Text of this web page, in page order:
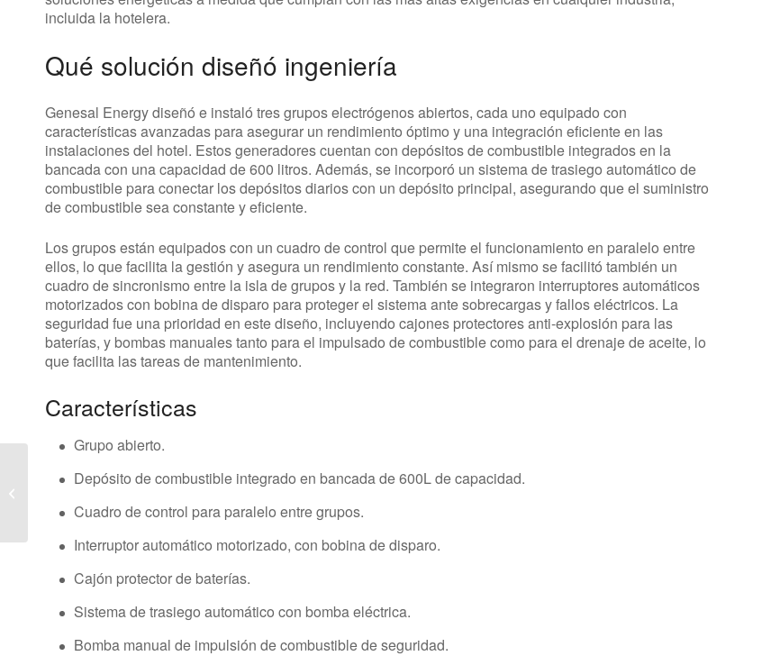
incluida la hotelera.
Qué solución diseñó ingeniería
Genesal Energy diseñó e instaló tres grupos electrógenos abiertos, cada uno equipado con
características avanzadas para asegurar un rendimiento óptimo y una integración eficiente en las
instalaciones del hotel. Estos generadores cuentan con depósitos de combustible integrados en la
bancada con una capacidad de 600 litros. Además, se incorporó un sistema de trasiego automático de
combustible para conectar los depósitos diarios con un depósito principal, asegurando que el suministro
de combustible sea constante y eficiente.
Los grupos están equipados con un cuadro de control que permite el funcionamiento en paralelo entre
ellos, lo que facilita la gestión y asegura un rendimiento constante. Así mismo se facilitó también un
cuadro de sincronismo entre la isla de grupos y la red. También se integraron interruptores automáticos
motorizados con bobina de disparo para proteger el sistema ante sobrecargas y fallos eléctricos. La
seguridad fue una prioridad en este diseño, incluyendo cajones protectores anti-explosión para las
baterías, y bombas manuales tanto para el impulsado de combustible como para el drenaje de aceite, lo
que facilita las tareas de mantenimiento.
Características
Grupo abierto.
Depósito de combustible integrado en bancada de 600L de capacidad.
Cuadro de control para paralelo entre grupos.
Interruptor automático motorizado, con bobina de disparo.
Cajón protector de baterías.
Sistema de trasiego automático con bomba eléctrica.
Bomba manual de impulsión de combustible de seguridad.
refuerza la seguridad
energética en República
Dominicana